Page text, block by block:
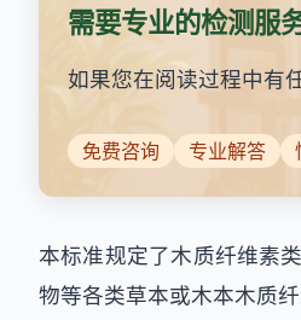
需要专业的检测服
如果您在阅读过程中有
免费咨询 专业解答
本标准规定了木质纤维素
物等各类草本或木本木质